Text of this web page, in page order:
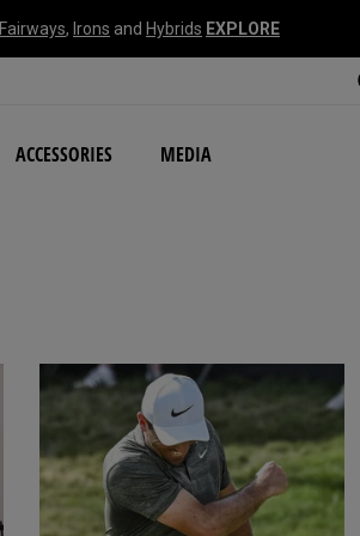
Fairways, Irons and Hybrids EXPLORE
ACCESSORIES MEDIA
NEW Damascus Milled Collection